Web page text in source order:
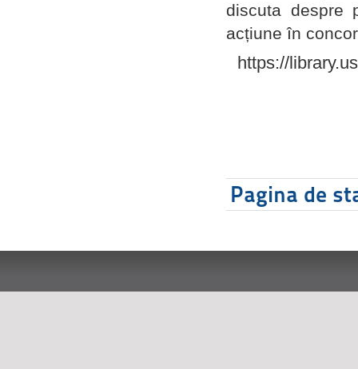
discuta despre
acțiune în
https://
Pagina de